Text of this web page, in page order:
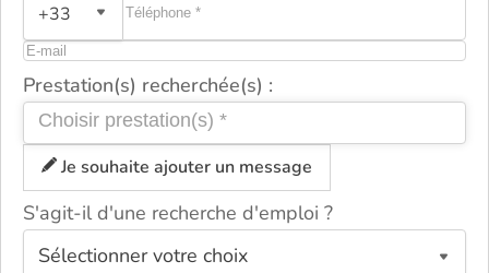
+33
Prestation(s) recherchée(s) :
Je souhaite ajouter un message
S'agit-il d'une recherche d'emploi ?
ou